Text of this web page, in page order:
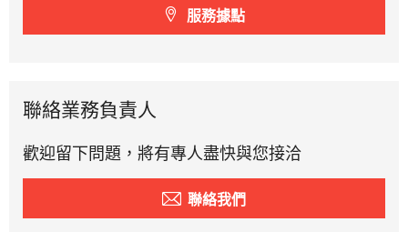
服務據點
聯絡業務負責人
歡迎留下問題，將有專人盡快與您接洽
聯絡我們